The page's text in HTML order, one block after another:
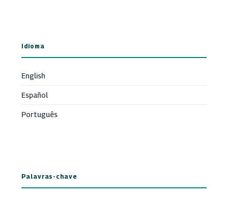
Idioma
English
Español
Português
Palavras-chave